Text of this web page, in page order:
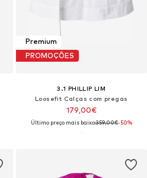
Premium
PROMOÇÕES
3.1 PHILLIP LIM
Loosefit Calças com pregas
179,00€
Último preço mais baixo:359,00€-50%